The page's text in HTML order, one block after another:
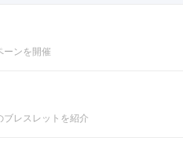
ーンを開催
ブレスレットを紹介